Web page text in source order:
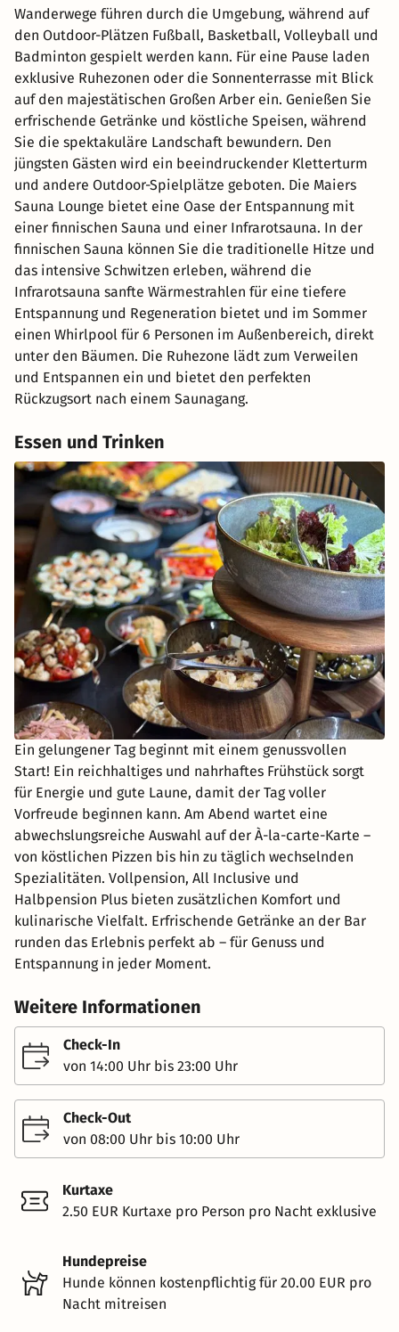
Wanderwege führen durch die Umgebung, während auf
den Outdoor-Plätzen Fußball, Basketball, Volleyball und
Badminton gespielt werden kann. Für eine Pause laden
exklusive Ruhezonen oder die Sonnenterrasse mit Blick
auf den majestätischen Großen Arber ein. Genießen Sie
erfrischende Getränke und köstliche Speisen, während
Sie die spektakuläre Landschaft bewundern. Den
jüngsten Gästen wird ein beeindruckender Kletterturm
und andere Outdoor-Spielplätze geboten. Die Maiers
Sauna Lounge bietet eine Oase der Entspannung mit
einer finnischen Sauna und einer Infrarotsauna. In der
finnischen Sauna können Sie die traditionelle Hitze und
das intensive Schwitzen erleben, während die
Infrarotsauna sanfte Wärmestrahlen für eine tiefere
Entspannung und Regeneration bietet und im Sommer
einen Whirlpool für 6 Personen im Außenbereich, direkt
unter den Bäumen. Die Ruhezone lädt zum Verweilen
und Entspannen ein und bietet den perfekten
Rückzugsort nach einem Saunagang.
Essen und Trinken
Ein gelungener Tag beginnt mit einem genussvollen
Start! Ein reichhaltiges und nahrhaftes Frühstück sorgt
für Energie und gute Laune, damit der Tag voller
Vorfreude beginnen kann. Am Abend wartet eine
abwechslungsreiche Auswahl auf der À-la-carte-Karte –
von köstlichen Pizzen bis hin zu täglich wechselnden
Spezialitäten. Vollpension, All Inclusive und
Halbpension Plus bieten zusätzlichen Komfort und
kulinarische Vielfalt. Erfrischende Getränke an der Bar
runden das Erlebnis perfekt ab – für Genuss und
Entspannung in jeder Moment.
Weitere Informationen
Check-In
von 14:00 Uhr bis 23:00 Uhr
Check-Out
von 08:00 Uhr bis 10:00 Uhr
Kurtaxe
2.50 EUR Kurtaxe pro Person pro Nacht exklusive
Hundepreise
Hunde können kostenpflichtig für 20.00 EUR pro
Nacht mitreisen